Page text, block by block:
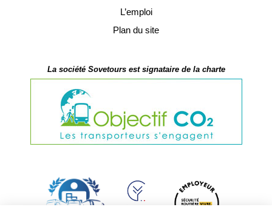
L’emploi
Plan du site
La société Sovetours est signataire de la charte